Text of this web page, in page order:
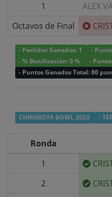
1
ALEX
Octavos de Final
- Partidos Ganados: 1
-
- % Bonificación: 0 %
-
- Puntos Ganados Total: 80
CHIRIMOYA BOWL 2023 -
Ronda
1
2